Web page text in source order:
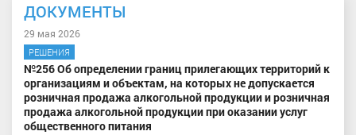
ДОКУМЕНТЫ
29 мая 2026
РЕШЕНИЯ
№256 Об определении границ прилегающих территорий к
организациям и объектам, на которых не допускается
розничная продажа алкогольной продукции и розничная
продажа алкогольной продукции при оказании услуг
общественного питания